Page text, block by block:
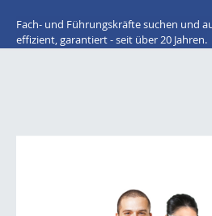
Fach- und Führungskräfte suchen und
effizient, garantiert - seit über 20 Jahren.